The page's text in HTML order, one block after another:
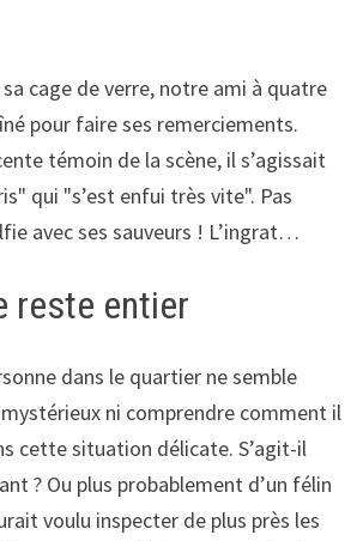
cage de verre, notre ami à quatre
pour faire ses remerciements.
témoin de la scène, il s’agissait
qui "s’est enfui très vite". Pas
avec ses sauveurs ! L’ingrat…
reste entier
dans le quartier ne semble
ni comprendre comment il
cette situation délicate. S’agit-il
? Ou plus probablement d’un félin
voulu inspecter de plus près les